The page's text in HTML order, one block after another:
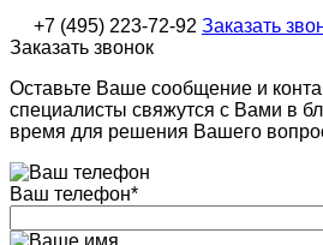
+7 (495) 223-72-92 Заказать
Заказать звонок
Оставьте Ваше сообщение и
специалисты свяжутся с Вами в
время для решения Вашего
Ваш телефон*